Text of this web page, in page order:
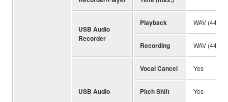
USB Audio
Recorder
Playback WAV (44.1
Recording WAV (44.1
USB Audio
Vocal Cancel Yes
Pitch Shift Yes